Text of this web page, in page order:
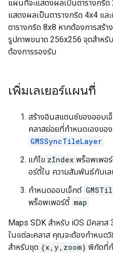
แผนที่จะแสดงผลเป็นตารางกริด
แสดงผลเป็นตารางกริด 4x4 แล
ตารางกริด 8x8 หากต้องการสร้า
รูปภาพขนาด 256x256 จุดสำหรั
ต้องการรองรับ
เพิ่มเลเยอร์แผนที่
สร้างอินสแตนซ์ของออบเ
คลาสย่อยที่กำหนดเองของ
GMSSyncTileLayer
แก้ไข zIndex พร็อพเพอ
อร์ตี้ใน ความสัมพันธ์กับเ
กำหนดออบเจ็กต์
พร็อพเพอร์ตี้ map
Maps SDK สำหรับ iOS มีคลาส
ในแต่ละคลาส คุณจะต้องกำหน
สำหรับชุด {x,y,zoom} พิกัดที่ก